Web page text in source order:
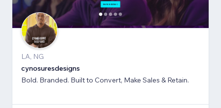
LA, NG
cynosuresdesigns
Bold. Branded. Built to Convert, Make Sales & Retain.